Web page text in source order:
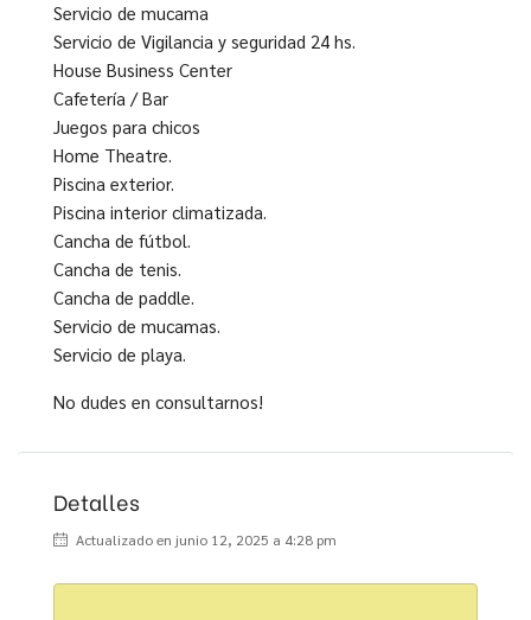
Servicio de mucama
Servicio de Vigilancia y seguridad 24 hs.
House Business Center
Cafetería / Bar
Juegos para chicos
Home Theatre.
Piscina exterior.
Piscina interior climatizada.
Cancha de fútbol.
Cancha de tenis.
Cancha de paddle.
Servicio de mucamas.
Servicio de playa.
No dudes en consultarnos!
Detalles
Actualizado en junio 12, 2025 a 4:28 pm